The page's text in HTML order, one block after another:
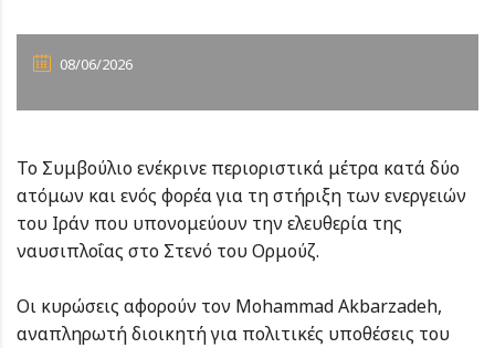
08/06/2026
Το Συμβούλιο ενέκρινε περιοριστικά μέτρα κατά δύο
ατόμων και ενός φορέα για τη στήριξη των ενεργειών
του Ιράν που υπονομεύουν την ελευθερία της
ναυσιπλοΐας στο Στενό του Ορμούζ.
Οι κυρώσεις αφορούν τον Mohammad Akbarzadeh,
αναπληρωτή διοικητή για πολιτικές υποθέσεις του